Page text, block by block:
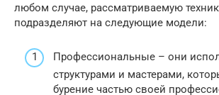
любом случае, рассматриваемую
подразделяют на следующие модели:
Профессиональные – они
структурами и мастерами,
бурение частью своей